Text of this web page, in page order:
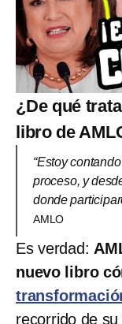
¿De qué
libro de
“Estoy
proceso, y
donde
AMLO
Es verdad:
nuevo libro
recorrido de